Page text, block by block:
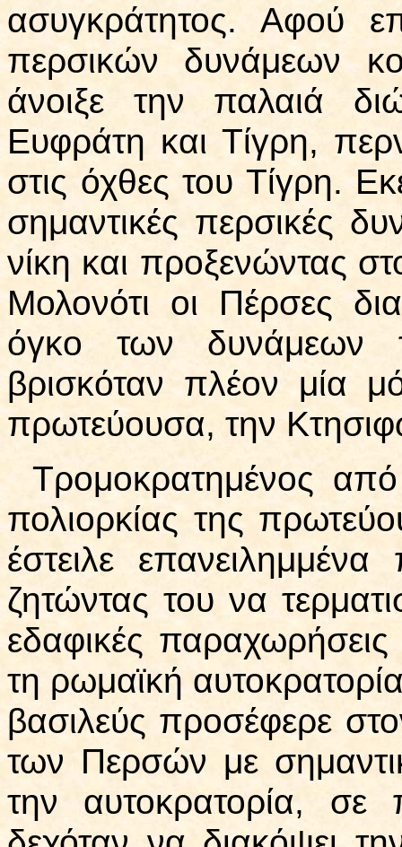
ασυγκράτητος. Αφού
περσικών δυνάμεων
άνοιξε την παλαιά
Ευφράτη και Τίγρη,
στις όχθες του Τίγρη.
σημαντικές περσικές
νίκη και προξενώντας
Μολονότι οι Πέρσες
όγκο των δυνάμεων
βρισκόταν πλέον μία
πρωτεύουσα, την
Τρομοκρατημένος
πολιορκίας της
έστειλε
ζητώντας του να
εδαφικές
τη ρωμαϊκή
βασιλεύς προσέφερε
των Περσών με
την αυτοκρατορία, σε